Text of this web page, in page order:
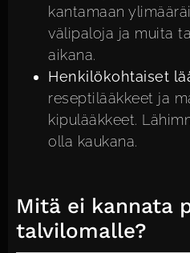
kantamaan
välipaloja ja muita
aikana.
Henkilökohtaiset
reseptilääkkeet ja
kipulääkkeet.
olla kaukana.
Mitä ei kannata
talvilomalle?